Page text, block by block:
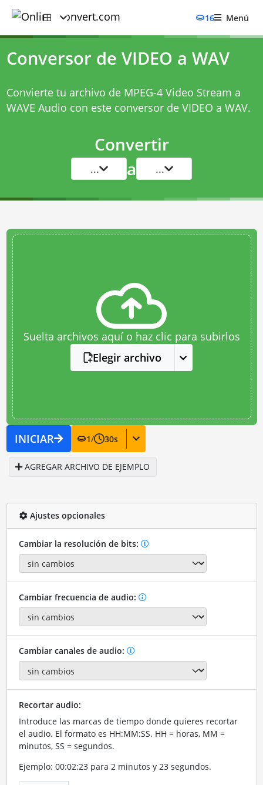
16 Menú
Conversor de VIDEO a WAV
Convierte tu archivo de MPEG-4 Video Stream a
WAVE Audio con este conversor de VIDEO a WAV.
Convertir
... a ...
Suelta archivos aquí o haz clic para subirlos
Elegir archivo
INICIAR 1/ 30s
AGREGAR ARCHIVO DE EJEMPLO
Ajustes opcionales
Cambiar la resolución de bits:
Cambiar frecuencia de audio:
Cambiar canales de audio:
Recortar audio:
Introduce las marcas de tiempo donde quieres recortar
el audio. El formato es HH:MM:SS. HH = horas, MM =
minutos, SS = segundos.
Ejemplo: 00:02:23 para 2 minutos y 23 segundos.